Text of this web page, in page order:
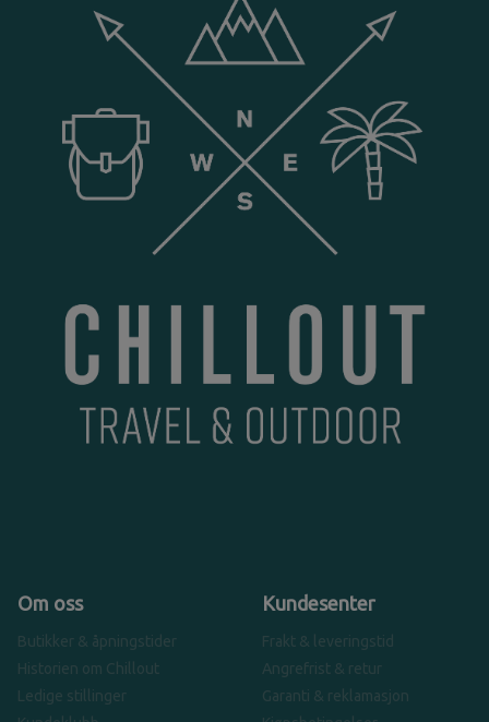
Om oss
Butikker & åpningstider
Historien om Chillout
Ledige stillinger
Kundesenter
Frakt & leveringstid
Angrefrist & retur
Garanti & reklamasjon